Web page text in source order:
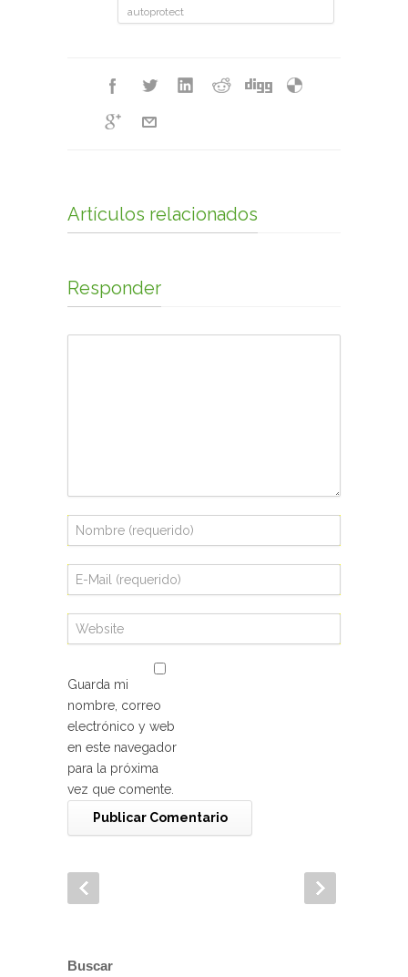
autoprotect
Artículos relacionados
Responder
Guarda mi
nombre, correo
electrónico y web
en este navegador
para la próxima
vez que comente.
Buscar